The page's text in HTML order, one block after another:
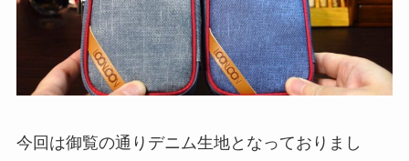
今回は御覧の通りデニム生地となっておりまし